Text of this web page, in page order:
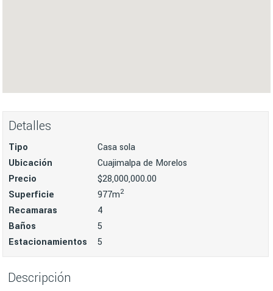
Detalles
Tipo
Casa sola
Ubicación
Cuajimalpa de Morelos
Precio
$28,000,000.00
Superficie
977m2
Recamaras
4
Baños
5
Estacionamientos
5
Descripción